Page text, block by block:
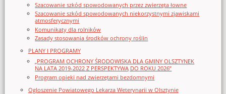
Szacowanie szkód spowodowanych przez zwierzęta łowne
Szacowanie szkód spowodowanych niekorzystnymi zjawiskami
atmosferycznymi
Komunikaty dla rolników
Zasady stosowania środków ochrony roślin
PLANY I PROGRAMY
„PROGRAM OCHRONY ŚRODOWISKA DLA GMINY OLSZTYNEK
NA LATA 2019-2022 Z PERSPEKTYWĄ DO ROKU 2026”
Program opieki nad zwierzętami bezdomnymi
Ogloszenie Powiatowego Lekarza Weterynarii w Olsztynie